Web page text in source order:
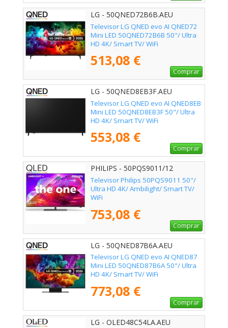
LG - 50QNED72B6B.AEU
Televisor LG QNED evo AI QNED72
Mini LED 50QNED72B6B 50"/ Ultra
HD 4K/ Smart TV/ WiFi
513,08 €
Comprar
LG - 50QNED8EB3F.AEU
Televisor LG QNED evo AI QNED8EB
Mini LED 50QNED8EB3F 50"/ Ultra
HD 4K/ Smart TV/ WiFi
553,08 €
Comprar
PHILIPS - 50PQS9011/12
Televisor Philips 50PQS9011 50"/
Ultra HD 4K/ Ambilight/ Smart TV/
WiFi
753,08 €
Comprar
LG - 50QNED87B6A.AEU
Televisor LG QNED evo AI QNED87
Mini LED 50QNED87B6A 50"/ Ultra
HD 4K/ Smart TV/ WiFi
773,08 €
Comprar
LG - OLED48C54LA.AEU